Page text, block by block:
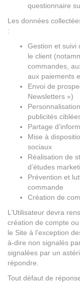
questionnaire
Les données
:
Gestion et suivi
le client
commandes,
aux paiements
Envoi de
Newsletters »)
publicités
Partage
Mise à
sociaux
Réalisation de
d’études
Prévention et
commande
Création de
L’Utilisateur devra
création de compte
le Site à l’exception
à-dire non signalés
signalées par un
répondre.
Tout défaut de